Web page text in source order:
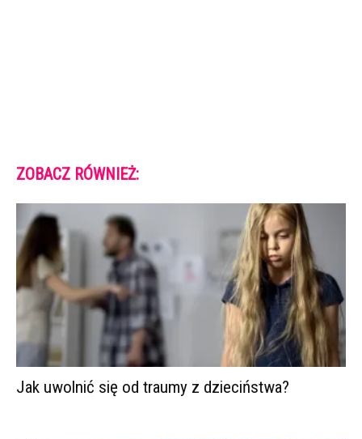
ZOBACZ RÓWNIEŻ:
Jak uwolnić się od traumy z dzieciństwa?